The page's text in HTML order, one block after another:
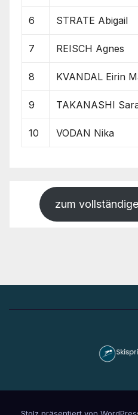
6 STRATE Abigail
7 REISCH Agnes
8 KVANDAL Eirin
9 TAKANASHI
10 VODAN Nika
zum